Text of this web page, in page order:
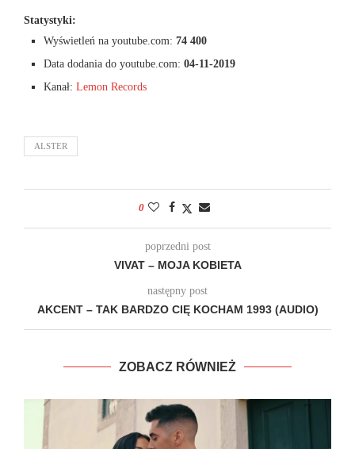
Statystyki:
Wyświetleń na youtube.com: 74 400
Data dodania do youtube.com: 04-11-2019
Kanał: Lemon Records
ALSTER
0
poprzedni post
VIVAT – MOJA KOBIETA
następny post
AKCENT – TAK BARDZO CIĘ KOCHAM 1993 (AUDIO)
ZOBACZ RÓWNIEŻ